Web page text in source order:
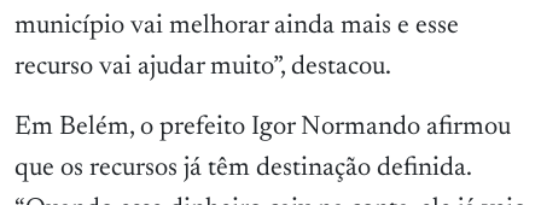
município vai melhorar ainda mais e esse
recurso vai ajudar muito”, destacou.
Em Belém, o prefeito Igor Normando afirmou
que os recursos já têm destinação definida.